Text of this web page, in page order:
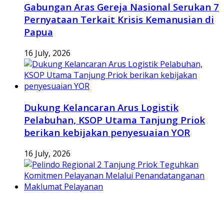
Gabungan Aras Gereja Nasional Serukan 7
Pernyataan Terkait Krisis Kemanusian di
Papua
16 July, 2026
Dukung Kelancaran Arus Logistik
Pelabuhan, KSOP Utama Tanjung Priok
berikan kebijakan penyesuaian YOR
16 July, 2026